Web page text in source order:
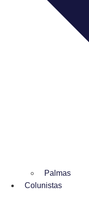
Palmas
Colunistas